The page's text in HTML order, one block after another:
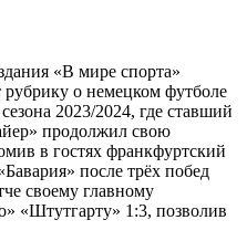
«В мире спорта»
о немецком футболе
2023/2024, где ставший
продолжил свою
в гостях франкфуртский
после трёх побед
своему главному
«Штутгарту» 1:3, позволив